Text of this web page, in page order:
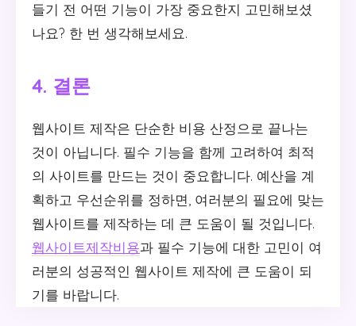
들기 전 어떤 기능이 가장 중요한지 고민해보셨
나요? 한 번 생각해보세요.
4. 결론
웹사이트 제작은 단순한 비용 산정으로 끝나는
것이 아닙니다. 필수 기능을 함께 고려하여 최적
의 사이트를 만드는 것이 중요합니다. 예산을 계
획하고 우선순위를 정하면, 여러분의 필요에 맞는
웹사이트를 제작하는 데 큰 도움이 될 것입니다.
웹사이트제작비용과 필수 기능에 대한 고민이 여
러분의 성공적인 웹사이트 제작에 큰 도움이 되
기를 바랍니다.